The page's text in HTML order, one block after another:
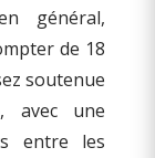
général,
de 18
soutenue
avec une
entre les